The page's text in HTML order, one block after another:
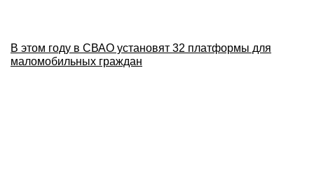
В этом году в СВАО установят 32 платформы для
маломобильных граждан